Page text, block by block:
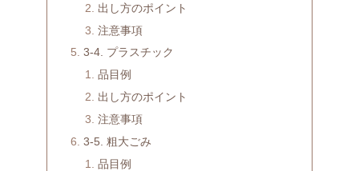
出し方のポイント
注意事項
3-4. プラスチック
品目例
出し方のポイント
注意事項
3-5. 粗大ごみ
品目例